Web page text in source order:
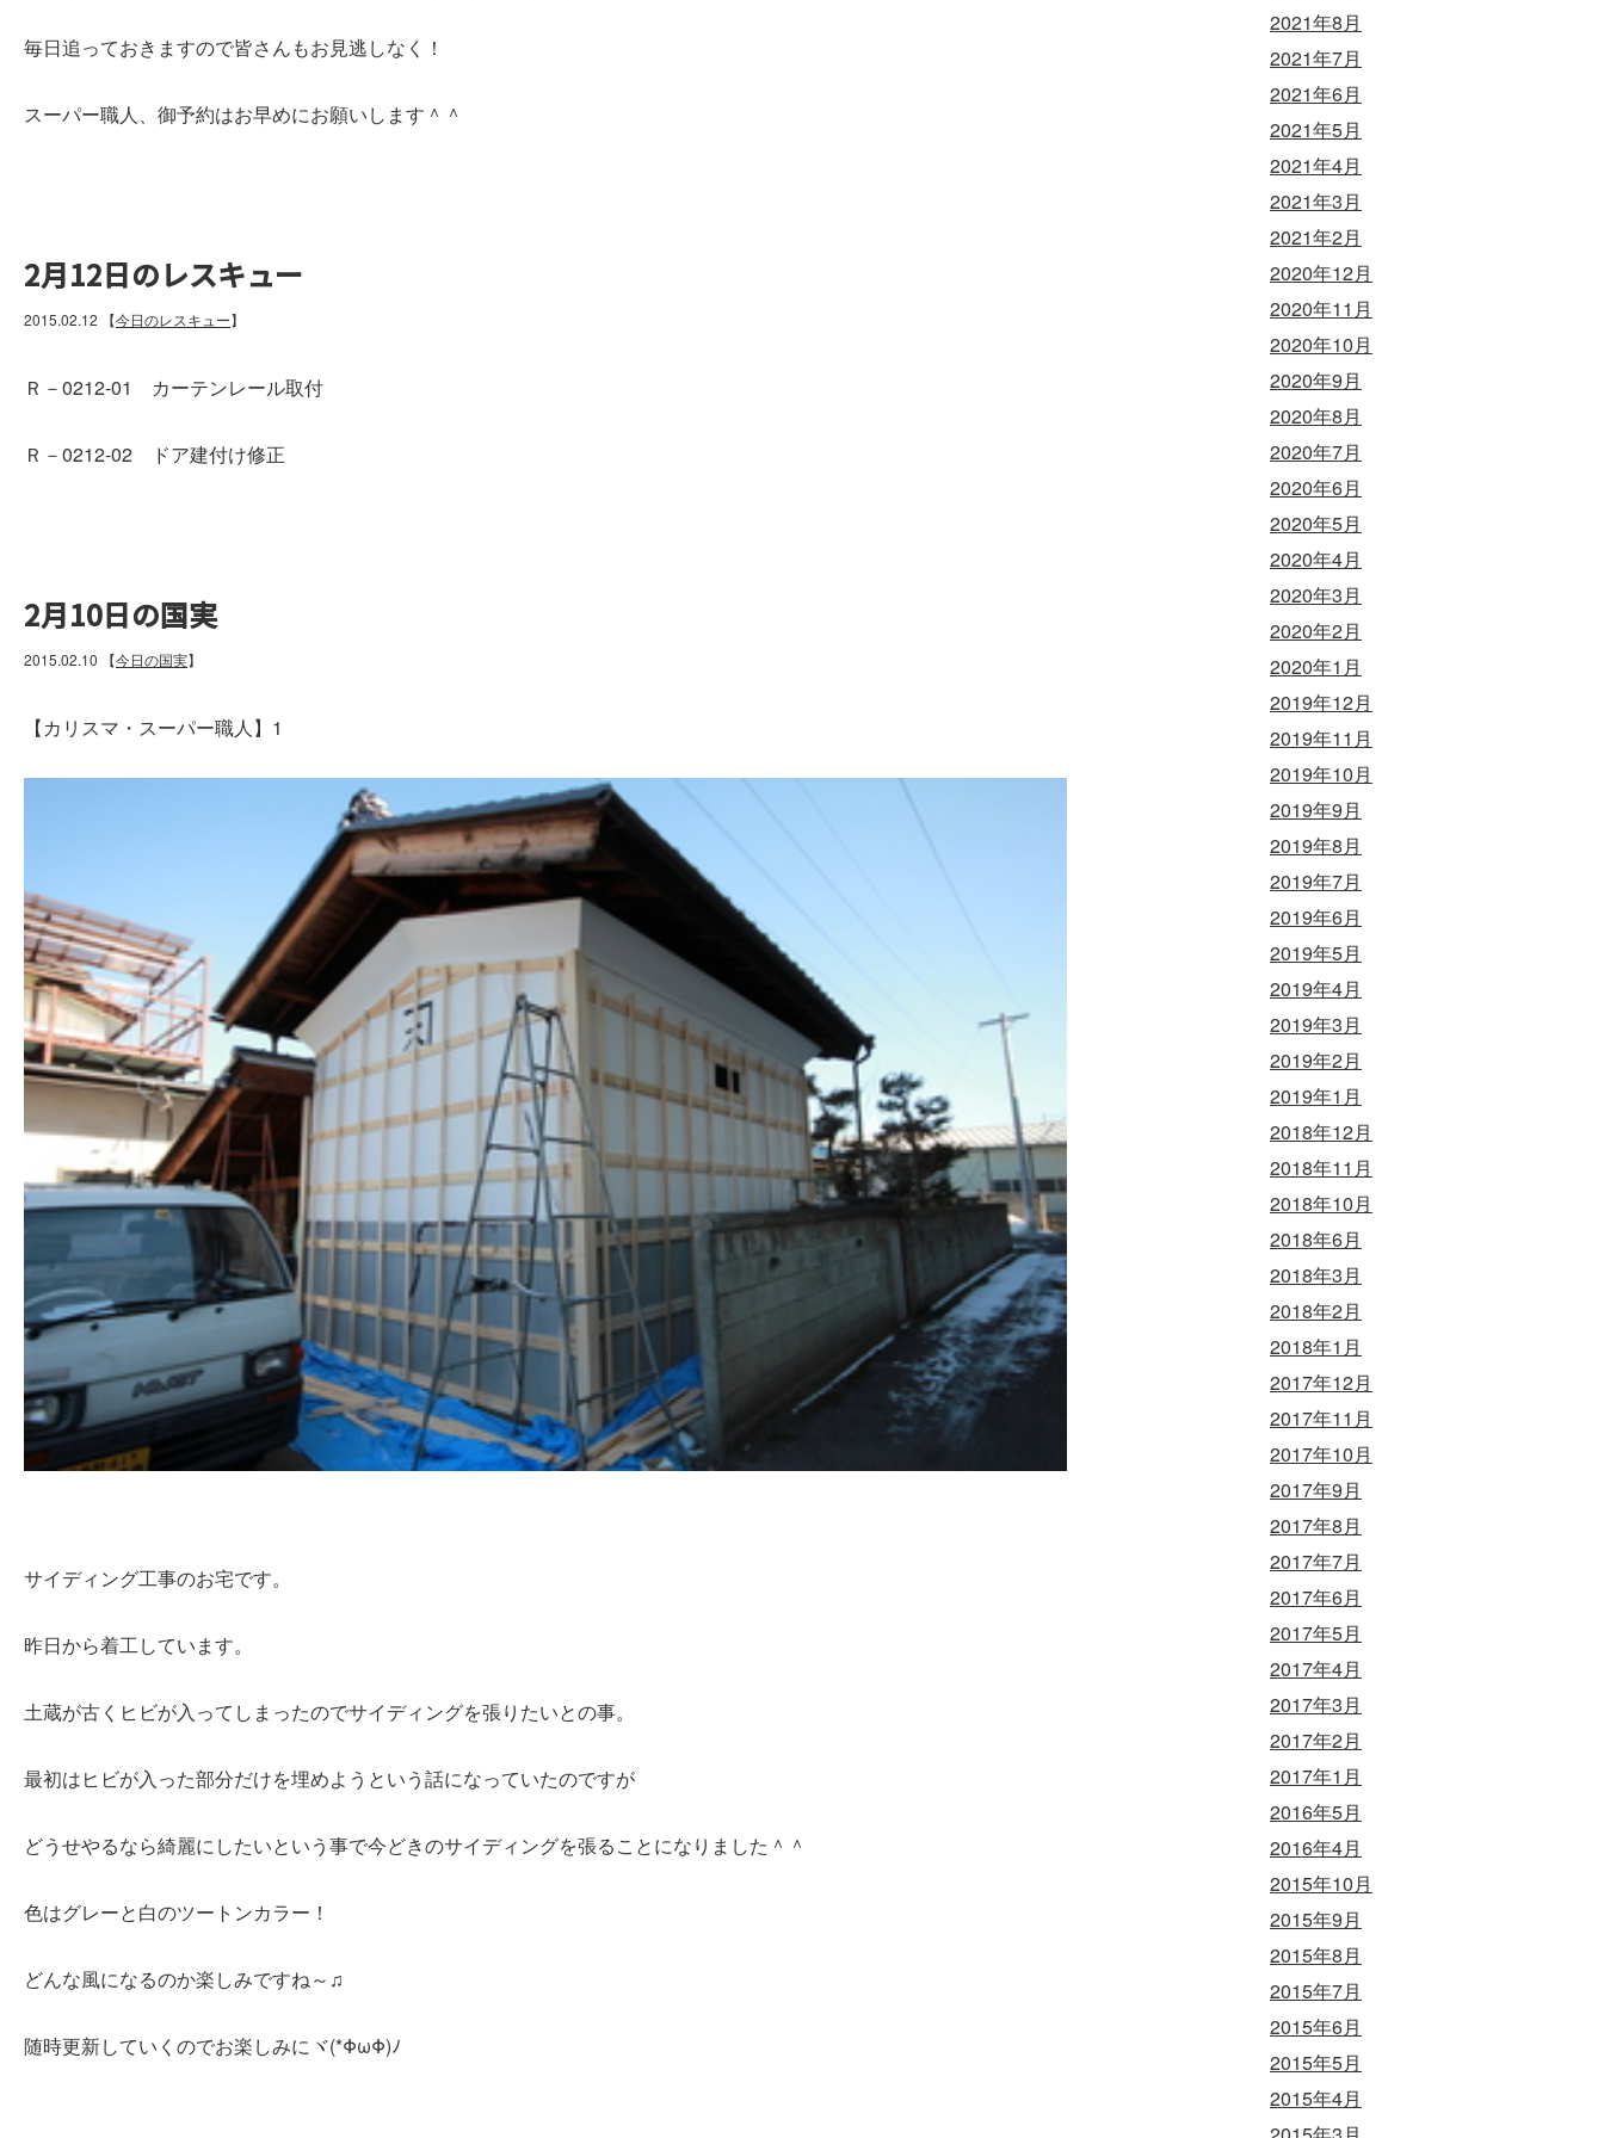
毎日追っておきますので皆さんもお見逃しなく！
スーパー職人、御予約はお早めにお願いします＾＾
2月12日のレスキュー
2015.02.12 【今日のレスキュー】
Ｒ－0212-01 カーテンレール取付
Ｒ－0212-02 ドア建付け修正
2月10日の国実
2015.02.10 【今日の国実】
【カリスマ・スーパー職人】1
サイディング工事のお宅です。
昨日から着工しています。
土蔵が古くヒビが入ってしまったのでサイディングを張りたいとの事。
最初はヒビが入った部分だけを埋めようという話になっていたのですが
どうせやるなら綺麗にしたいという事で今どきのサイディングを張ることになりました＾＾
色はグレーと白のツートンカラー！
どんな風になるのか楽しみですね～♫
随時更新していくのでお楽しみにヾ(*ΦωΦ)ﾉ
2021年8月
2021年7月
2021年6月
2021年5月
2021年4月
2021年3月
2021年2月
2020年12月
2020年11月
2020年10月
2020年9月
2020年8月
2020年7月
2020年6月
2020年5月
2020年4月
2020年3月
2020年2月
2020年1月
2019年12月
2019年11月
2019年10月
2019年9月
2019年8月
2019年7月
2019年6月
2019年5月
2019年4月
2019年3月
2019年2月
2019年1月
2018年12月
2018年11月
2018年10月
2018年6月
2018年3月
2018年2月
2018年1月
2017年12月
2017年11月
2017年10月
2017年9月
2017年8月
2017年7月
2017年6月
2017年5月
2017年4月
2017年3月
2017年2月
2017年1月
2016年5月
2016年4月
2015年10月
2015年9月
2015年8月
2015年7月
2015年6月
2015年5月
2015年4月